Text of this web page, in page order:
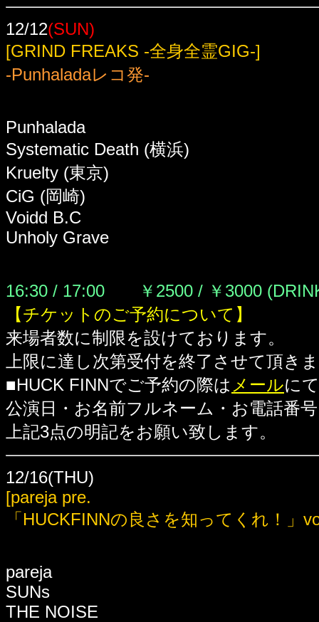
12/12(SUN)
[GRIND FREAKS -全身全霊GIG-]
-Punhaladaレコ発-
Punhalada
Systematic Death (横浜)
Kruelty (東京)
CiG (岡崎)
Voidd B.C
Unholy Grave
16:30 / 17:00 ￥2500 / ￥3000
【チケットのご予約について】
来場者数に制限を設けております。
上限に達し次第受付を終了させて頂き
■HUCK FINNでご予約の際は メールに
公演日・お名前フルネーム・お電話番号
上記3点の明記をお願い致します。
12/16(THU)
[pareja pre.
「HUCKFINNの良さを知ってくれ！」
pareja
SUNs
THE NOISE